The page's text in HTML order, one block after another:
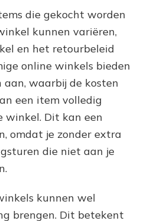
die gekocht worden
kunnen variëren,
en het retourbeleid
online winkels bieden
waarbij de kosten
een item volledig
winkel. Dit kan een
omdat je zonder extra
die niet aan je
kunnen wel
brengen. Dit betekent